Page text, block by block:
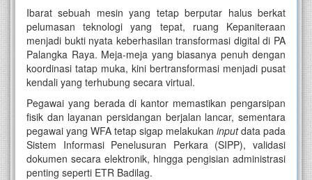
Ibarat sebuah mesin yang tetap berputar halus berkat
pelumasan teknologi yang tepat, ruang Kepaniteraan
menjadi bukti nyata keberhasilan transformasi digital di PA
Palangka Raya. Meja-meja yang biasanya penuh dengan
koordinasi tatap muka, kini bertransformasi menjadi pusat
kendali yang terhubung secara virtual.
Pegawai yang berada di kantor memastikan pengarsipan
fisik dan layanan persidangan berjalan lancar, sementara
pegawai yang WFA tetap sigap melakukan inputdata pada
Sistem Informasi Penelusuran Perkara (SIPP), validasi
dokumen secara elektronik, hingga pengisian administrasi
penting seperti ETR Badilag.